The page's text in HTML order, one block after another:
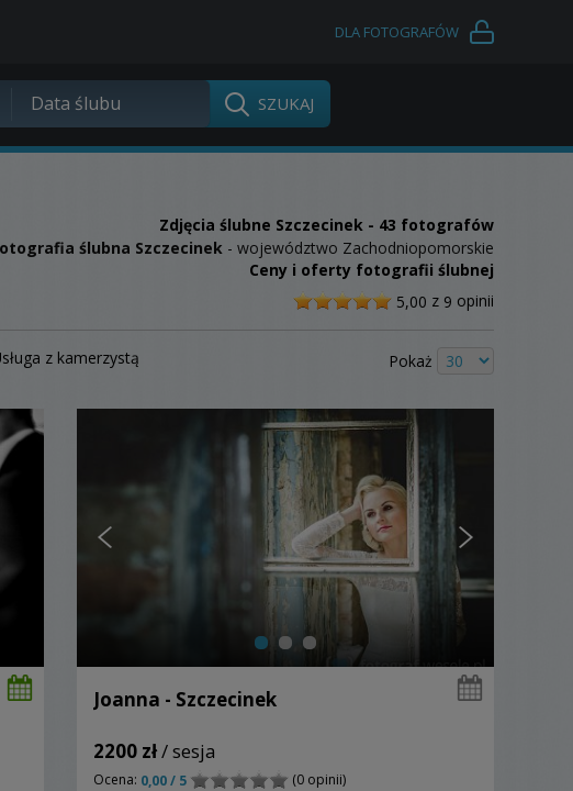
DLA FOTOGRAFÓW
Zdjęcia ślubne Szczecinek - 43 fotografów
ślubna Szczecinek - województwo Zachodniopomorskie
Ceny i oferty fotografii ślubnej
5,00 /z 9 opinii
z kamerzystą Pokaż
Joanna - Szczecinek
2200 zł/ sesja
Ocena: 0,00 / 5
(0 opinii)